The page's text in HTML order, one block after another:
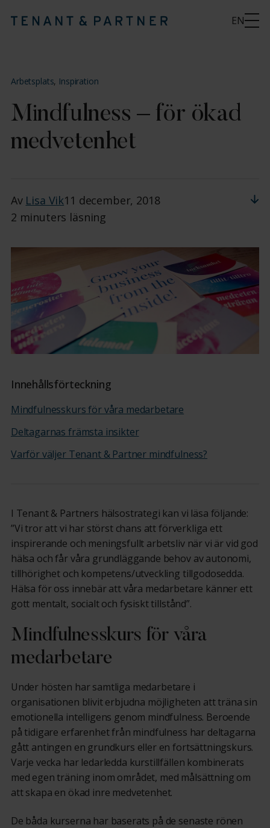
EN
Arbetsplats, Inspiration
Mindfulness – för ökad
medvetenhet
Av Lisa Vik11 december, 2018
2 minuters läsning
Innehållsförteckning
Mindfulnesskurs för våra medarbetare
Deltagarnas främsta insikter
Varför väljer Tenant & Partner mindfulness?
I Tenant & Partners hälsostrategi kan vi läsa följande:
”Vi tror att vi har störst chans att förverkliga ett
inspirerande och meningsfullt arbetsliv när vi är vid god
hälsa och får våra grundläggande behov av autonomi,
tillhörighet och kompetens/utveckling tillgodosedda.
Hälsa för oss innebär att våra medarbetare känner ett
gott mentalt, socialt och fysiskt tillstånd”.
Mindfulnesskurs för våra
medarbetare
Under hösten har samtliga medarbetare i
organisationen blivit erbjudna möjligheten att träna sin
emotionella intelligens genom mindfulness. Beroende
på tidigare erfarenhet från mindfulness har deltagarna
gått antingen en grundkurs eller en fortsättningskurs.
Varje vecka har ledarledda kurstillfällen kombinerats
med egen träning inom området, med målsättning om
att skapa en ökad inre medvetenhet.
De båda kurserna har baserats på de senaste rönen